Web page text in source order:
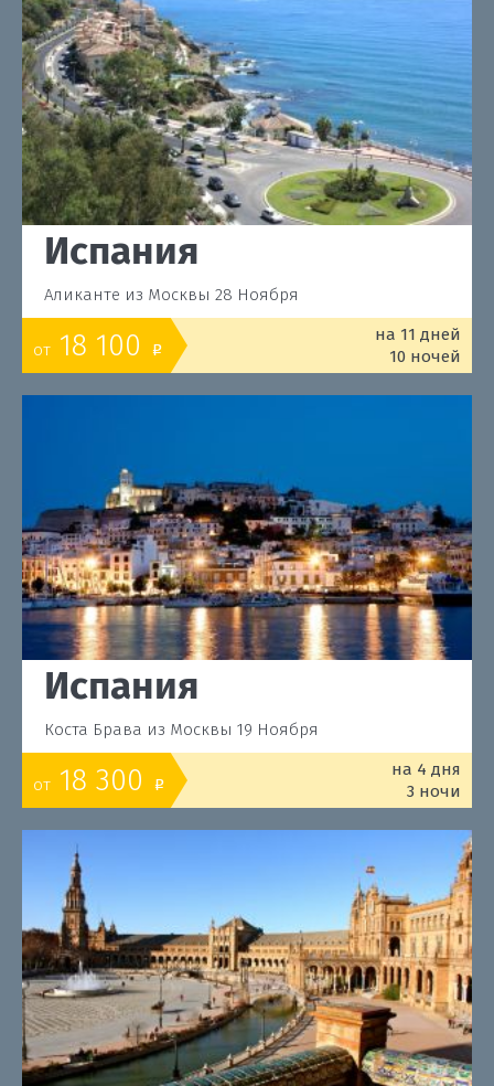
Испания
Аликанте из Москвы 28 Ноября
от 18 100 o
на 11 дней
10 ночей
Испания
Коста Брава из Москвы 19 Ноября
от 18 300 o
на 4 дня
3 ночи